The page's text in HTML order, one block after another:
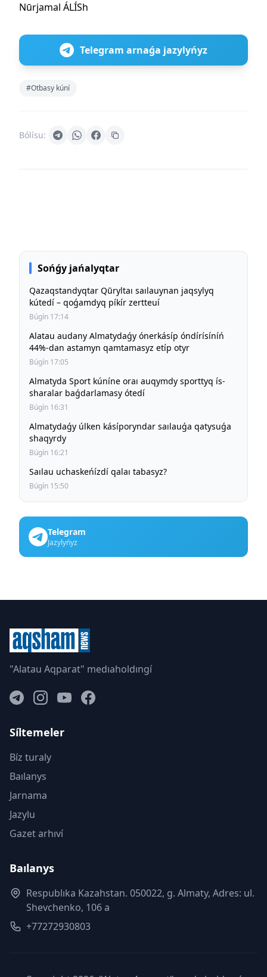
Nūrjamal ÁLÍSh
Telegram arnaǵa jazylyńyz
#Otbasy kúní
Bólísu:
Sońǵy jańalyqtar
Qazaqstandyqtar Qūryltaı saılauynan jaqsylyq
kútedí – qoǵamdyq píkír zertteuí
Búgín 17:14
Alatau audany Almatydaǵy ónerkásíp óndírísíníń
44%-dan astamyn qamtamasyz etíp otyr
Búgín 17:05
Almatyda Sport kúníne oraı auqymdy sporttyq ís-
sharalar baǵdarlamasy ótedí
Búgín 16:31
Almatydaǵy úlken kásíporyndar saılauǵa qatysuǵa
shaqyrdy
Búgín 16:21
Saılau uchaskeńízdí qalaı tabasyz?
Búgín 15:50
Telegram
Jazylyńyz
"Alatau Aqparat" medıaholdıngí
Síltemeler
Bíz turaly
Baılanys
Jarnama
Jazylu
Gazet arhıví
Baılanys
Respublıka Kazahstan. 050022, g. Almaty, Adres: ul.
Shevchenko, 106 a
+77272930803